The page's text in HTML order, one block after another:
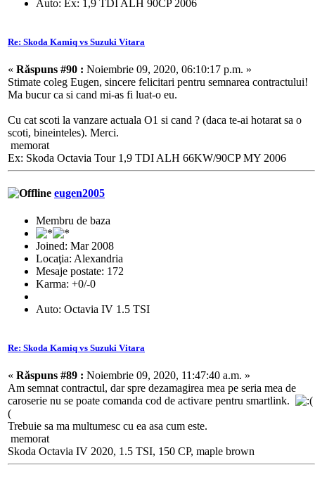
Auto: Ex: 1,9 TDI ALH 90CP 2006
Re: Skoda Kamiq vs Suzuki Vitara
« Răspuns #90 : Noiembrie 09, 2020, 06:10:17 p.m. »
Stimate coleg Eugen, sincere felicitari pentru semnarea contractului!
Ma bucur ca si cand mi-as fi luat-o eu.
Cu cat scoti la vanzare actuala O1 si cand ? (daca te-ai hotarat sa o
scoti, bineinteles). Merci.
memorat
Ex: Skoda Octavia Tour 1,9 TDI ALH 66KW/90CP MY 2006
eugen2005
Membru de baza
Joined: Mar 2008
Locaţia: Alexandria
Mesaje postate: 172
Karma: +0/-0
Auto: Octavia IV 1.5 TSI
Re: Skoda Kamiq vs Suzuki Vitara
« Răspuns #89 : Noiembrie 09, 2020, 11:47:40 a.m. »
Am semnat contractul, dar spre dezamagirea mea pe seria mea de
caroserie nu se poate comanda cod de activare pentru smartlink.
(
Trebuie sa ma multumesc cu ea asa cum este.
memorat
Skoda Octavia IV 2020, 1.5 TSI, 150 CP, maple brown